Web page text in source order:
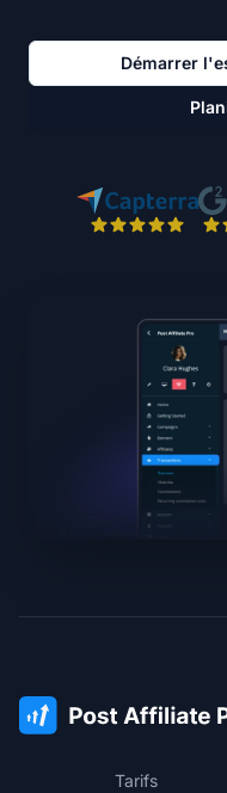
Démarrer
Tarifs